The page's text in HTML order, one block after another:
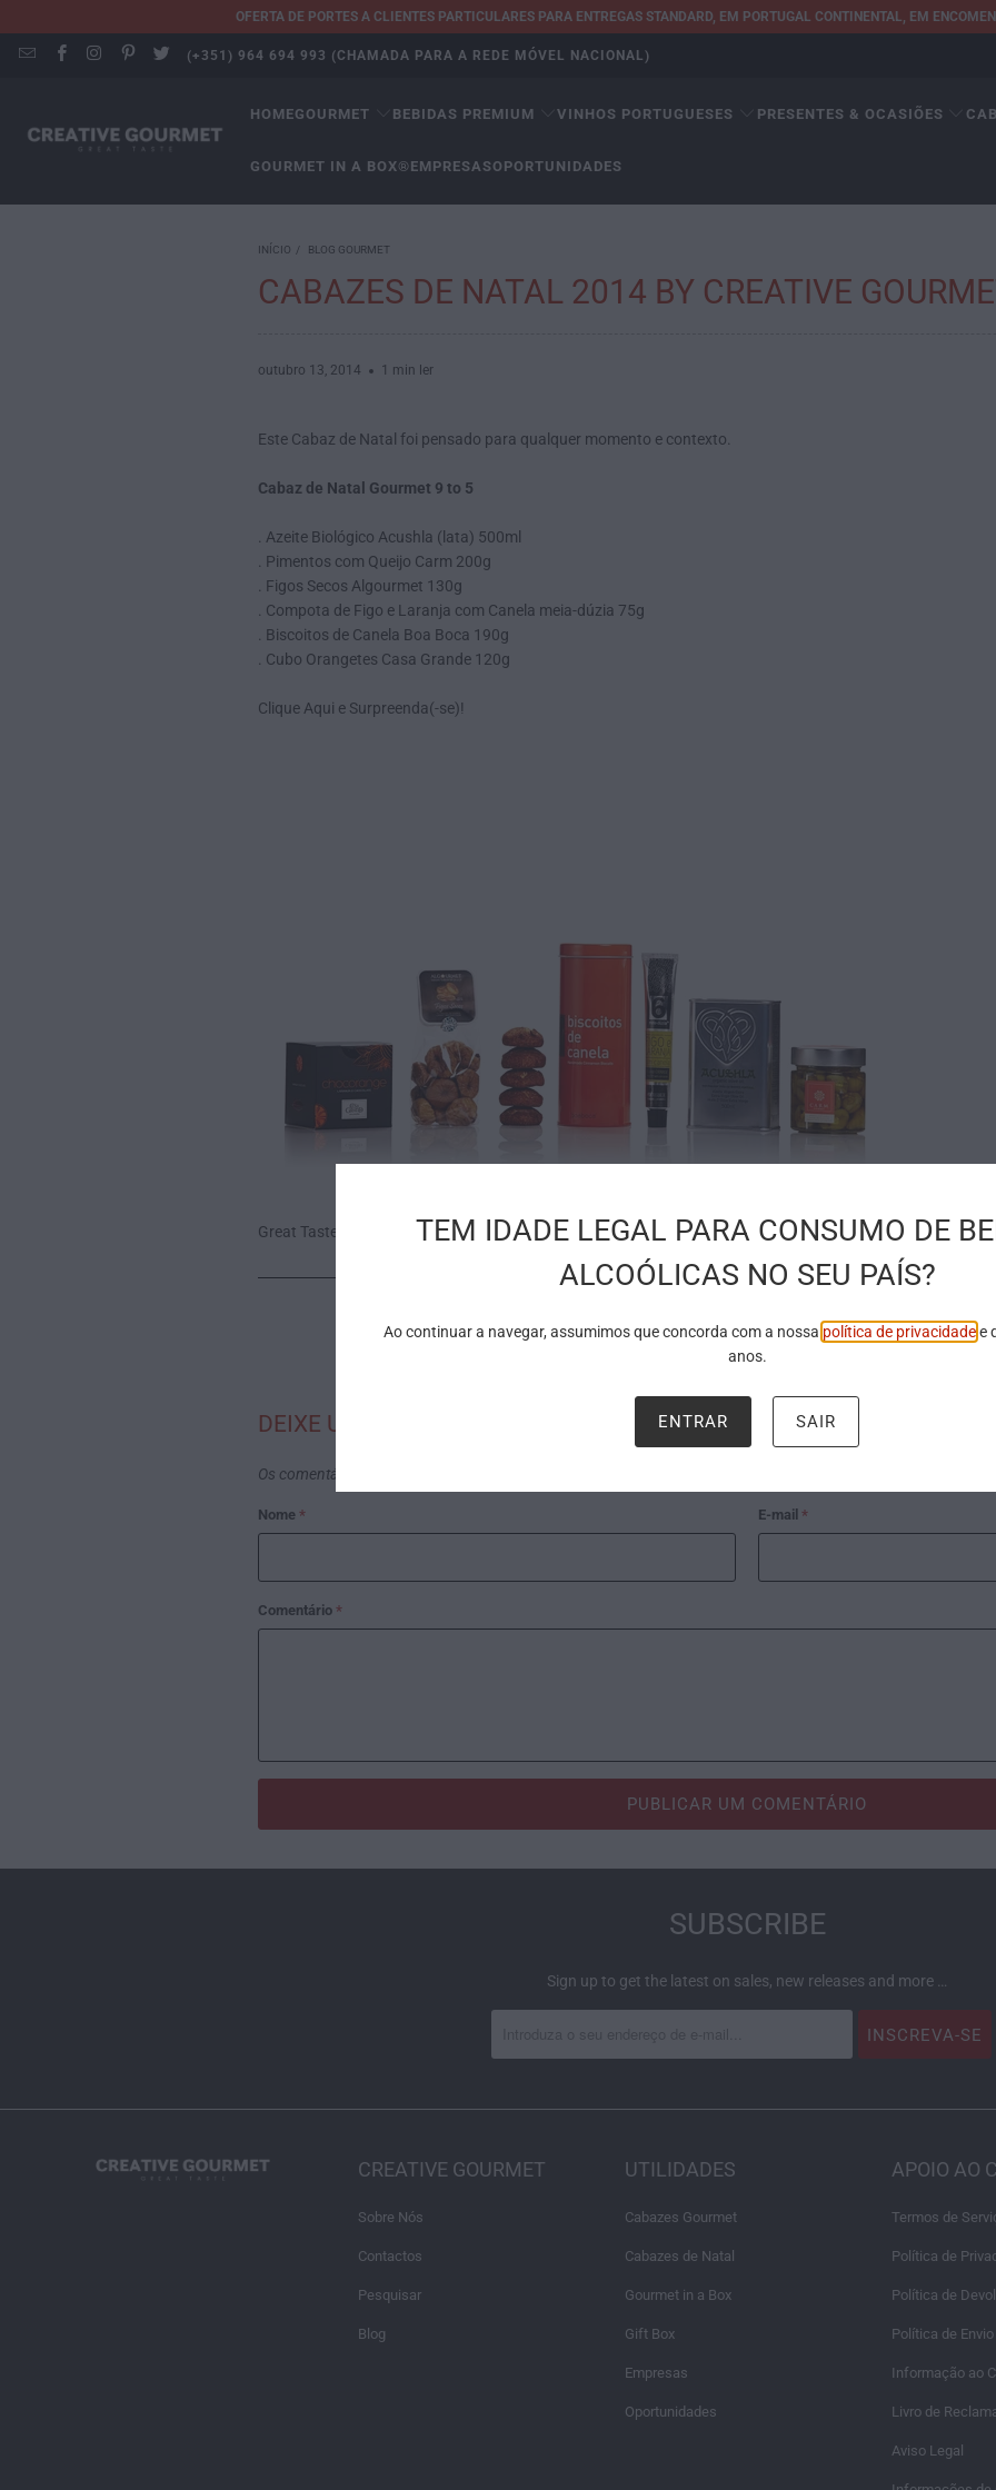
OFERTA DE PORTES A CLIENTES PARTICULARES PARA ENTREGAS STANDARD, EM PORTUGAL CONTINENTAL, EM
(+351) 964 694 993 (CHAMADA PARA A REDE MÓVEL NACIONAL)
HOMEGOURMET BEBIDAS PREMIUM VINHOS PORTUGUESES PRESENTES & OCASIÕES
GOURMET IN A BOX®EMPRESAS OPORTUNIDADES
INÍCIO / BLOG GOURMET
CABAZES DE NATAL 2014 BY CREATIVE
outubro 13, 2014 1 min ler
Este Cabaz de Natal foi pensado para qualquer momento e contexto.
Cabaz de Natal Gourmet 9 to 5
. Azeite Biológico Acushla (lata) 500ml
. Pimentos com Queijo Carm 200g
. Figos Secos Algourmet 130g
. Compota de Figo e Laranja com Canela meia-dúzia 75g
. Biscoitos de Canela Boa Boca 190g
. Cubo Orangetes Casa Grande 120g
Clique Aqui e Surpreenda(-se)!
Great Taste!
DEIXE UM COMENTÁRIO
Os comentários serão aprovados antes de serem apresentados.
Nome * E-mail *
Comentário *
SUBSCRIBE
Sign up to get the latest on sales, new releases and more …
CREATIVE GOURMET
Sobre Nós
Contactos
Pesquisar
Blog
UTILIDADES
Cabazes Gourmet
Cabazes de Natal
Gourmet in a Box
Gift Box
Empresas
Oportunidades
APOIO AO
Termos de
Política de
Política de
Política de Envio
Informação ao
Livro de
Aviso Legal
TEM IDADE LEGAL PARA CONSUMO DE
ALCOÓLICAS NO SEU PAÍS?
Ao continuar a navegar, assumimos que concorda com a nossa política de privacidadee
anos.
ENTRAR SAIR